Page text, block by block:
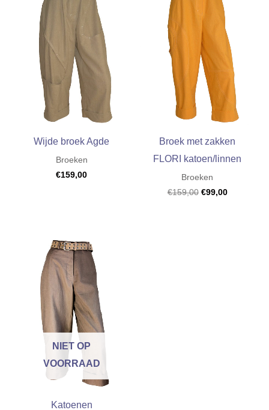
Wijde broek Agde
Broeken
€159,00
Broek met zakken
FLORI katoen/linnen
Broeken
€159,00 Oorspronkelijke
€99,00Huidige
NIET OP
VOORRAAD
Katoenen